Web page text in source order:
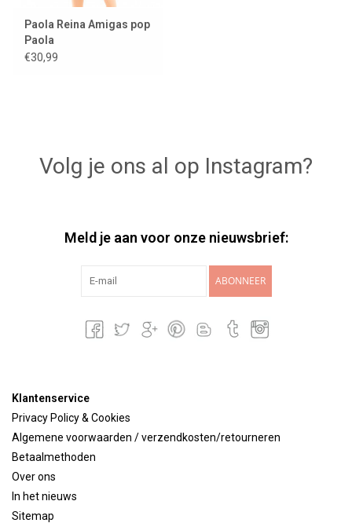
Paola Reina Amigas pop
Paola
€30,99
Volg je ons al op Instagram?
Meld je aan voor onze nieuwsbrief:
ABONNEER
Klantenservice
Privacy Policy & Cookies
Algemene voorwaarden / verzendkosten/retourneren
Betaalmethoden
Over ons
In het nieuws
Sitemap